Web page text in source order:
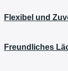
Flexibel und
Freundliches